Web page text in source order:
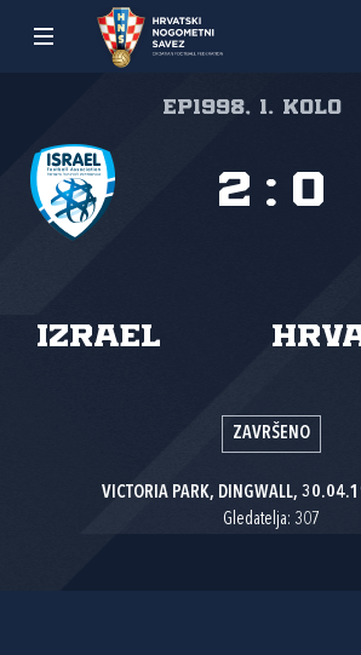
EP1998, 1. kolo
Izrael
2 : 0
ZAVRŠENO
VICTORIA PARK, DINGWALL,
Gledatelja: 307